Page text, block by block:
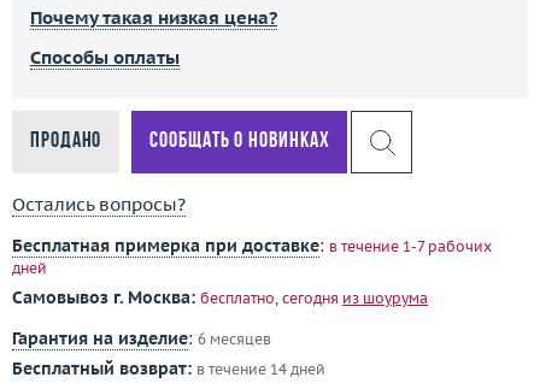
Почему такая низкая цена?
Способы оплаты
Продано Сообщать о новинках
Остались вопросы?
Бесплатная примерка при доставке: в течение 1-7 рабочих
дней
Самовывоз г. Москва: бесплатно, сегодня из шоурума
Гарантия на изделие: 6 месяцев
Бесплатный возврат: в течение 14 дней